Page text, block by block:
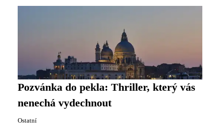
Pozvánka do pekla: Thriller, který vás
nenechá vydechnout
Ostatní